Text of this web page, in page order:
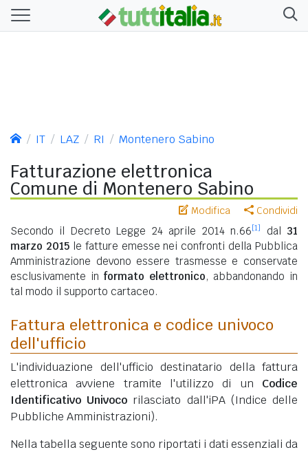
IT LAZ RI Montenero Sabino
Fatturazione elettronica
Comune di Montenero Sabino
Modifica Condividi
Secondo il Decreto Legge 24 aprile 2014 n.66[1] dal 31
marzo 2015le fatture emesse nei confronti della Pubblica
Amministrazione devono essere trasmesse e conservate
esclusivamente in formato elettronico, abbandonando in
tal modo il supporto cartaceo.
Fattura elettronica e codice univoco
dell'ufficio
L'individuazione dell'ufficio destinatario della fattura
elettronica avviene tramite l'utilizzo di un Codice
Identificativo Univoco rilasciato dall'iPA (Indice delle
Pubbliche Amministrazioni).
Nella tabella seguente sono riportati i dati essenziali da